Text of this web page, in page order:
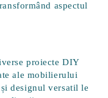
aspectul
proiecte DIY
ale mobilierului
designul versatil le